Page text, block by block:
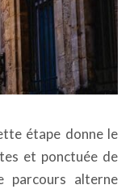
étape donne le
et ponctuée de
parcours alterne